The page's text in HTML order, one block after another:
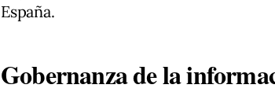
España.
Gobernanza de la